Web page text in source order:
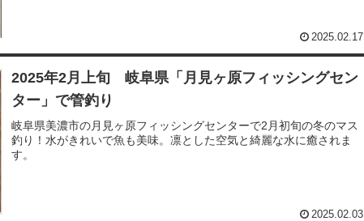
2025.02.17
2025年2月上旬 岐阜県「月見ヶ原フィッシングセン
ター」で管釣り
岐阜県美濃市の月見ヶ原フィッシングセンターで2月初旬の冬のマス
釣り！水がきれいで魚も美味。凛とした空気と綺麗な水に癒されま
す。
2025.02.03